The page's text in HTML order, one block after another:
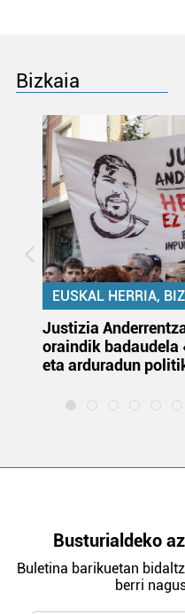
Bizkaia
EUSKAL HERRIA,
Justizia
oraindik badaudela
eta arduradun
Busturialdeko
Buletina barikuetan
berri